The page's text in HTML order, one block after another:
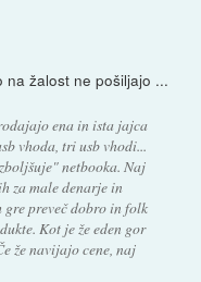
na žalost ne pošiljajo ...
ena in ista jajca
vhoda, tri usb vhodi...
netbooka. Naj
za male denarje in
preveč dobro in folk
Kot je že eden gor
že navijajo cene, naj